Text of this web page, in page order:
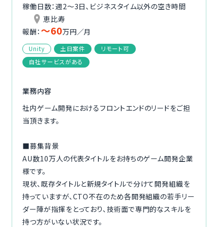
ご利用者様の声
ご利用の流れ
イベント/マガジン
今すぐ無料で登録 ログイン
稼働日数：週2〜3日、ビジネスタイム以外の空き時間
恵比寿
報酬： 〜60万円／月
Unity 土日案件
リモート可
自社サービスがある
業務内容
社内ゲーム開発におけるフロントエンドのリードをご担
当頂きます。
■募集背景
AU数10万人の代表タイトルをお持ちのゲーム開発企業
様です。
現状、既存タイトルと新規タイトルで分けて開発組織を
持っていますが、CTO不在のため各開発組織の若手リー
ダー陣が指揮をとっており、技術面で専門的なスキルを
持つ方がいない状況です。